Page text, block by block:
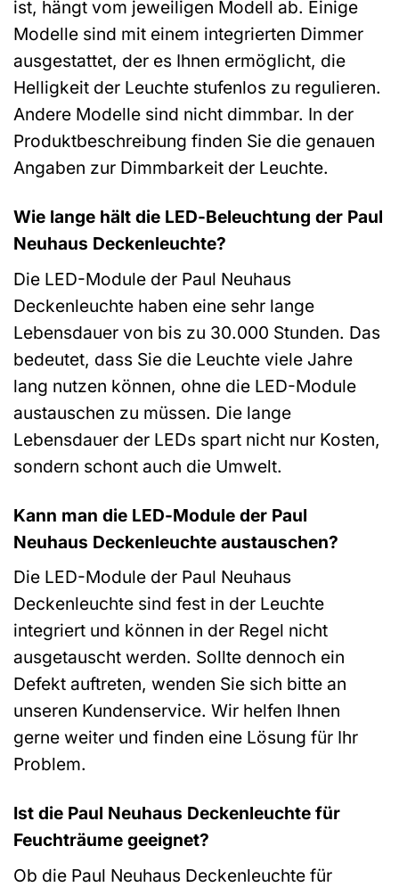
ist, hängt vom jeweiligen Modell ab. Einige
Modelle sind mit einem integrierten Dimmer
ausgestattet, der es Ihnen ermöglicht, die
Helligkeit der Leuchte stufenlos zu regulieren.
Andere Modelle sind nicht dimmbar. In der
Produktbeschreibung finden Sie die genauen
Angaben zur Dimmbarkeit der Leuchte.
Wie lange hält die LED-Beleuchtung der Paul
Neuhaus Deckenleuchte?
Die LED-Module der Paul Neuhaus
Deckenleuchte haben eine sehr lange
Lebensdauer von bis zu 30.000 Stunden. Das
bedeutet, dass Sie die Leuchte viele Jahre
lang nutzen können, ohne die LED-Module
austauschen zu müssen. Die lange
Lebensdauer der LEDs spart nicht nur Kosten,
sondern schont auch die Umwelt.
Kann man die LED-Module der Paul
Neuhaus Deckenleuchte austauschen?
Die LED-Module der Paul Neuhaus
Deckenleuchte sind fest in der Leuchte
integriert und können in der Regel nicht
ausgetauscht werden. Sollte dennoch ein
Defekt auftreten, wenden Sie sich bitte an
unseren Kundenservice. Wir helfen Ihnen
gerne weiter und finden eine Lösung für Ihr
Problem.
Ist die Paul Neuhaus Deckenleuchte für
Feuchträume geeignet?
Ob die Paul Neuhaus Deckenleuchte für